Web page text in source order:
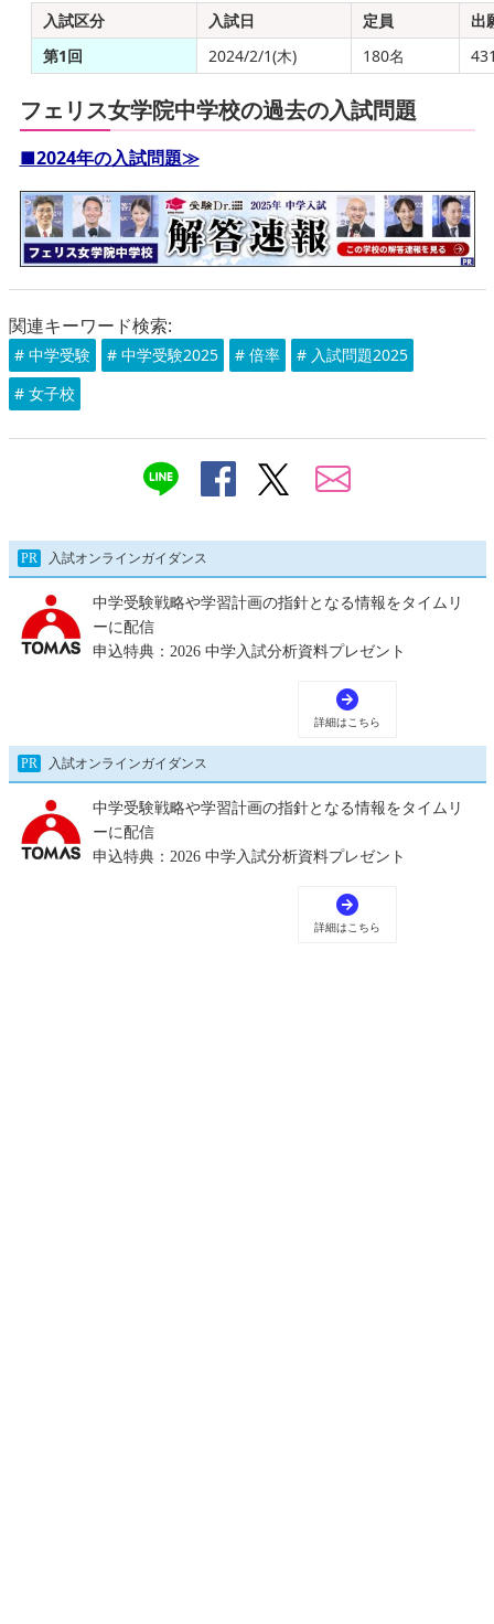
入試区分 入試日 定員
出
第1回
2024/2/1(木) 180名
フェリス女学院中学校の過去の入試問題
■2024年の入試問題≫
関連キーワード検索:
# 中学受験 # 中学受験2025 # 倍率
# 入試問題2025
# 女子校